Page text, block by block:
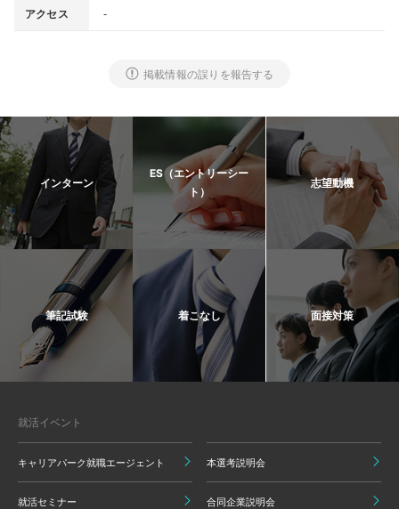
アクセス -
掲載情報の誤りを報告する
インターン
ES（エントリーシー
ト）
志望動機
筆記試験 着こなし 面接対策
就活イベント
キャリアパーク就職エージェント 本選考説明会
就活セミナー 合同企業説明会